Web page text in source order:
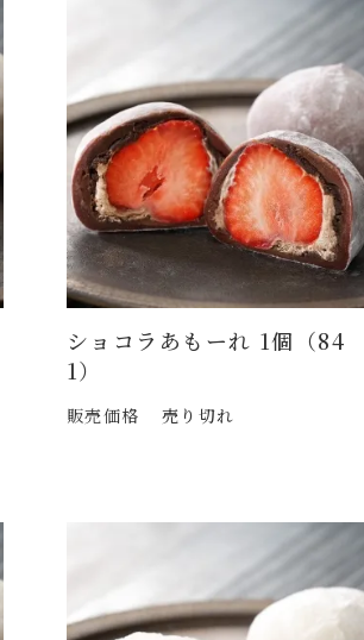
ショコラあもーれ 1個（84
1）
販売価格 売り切れ